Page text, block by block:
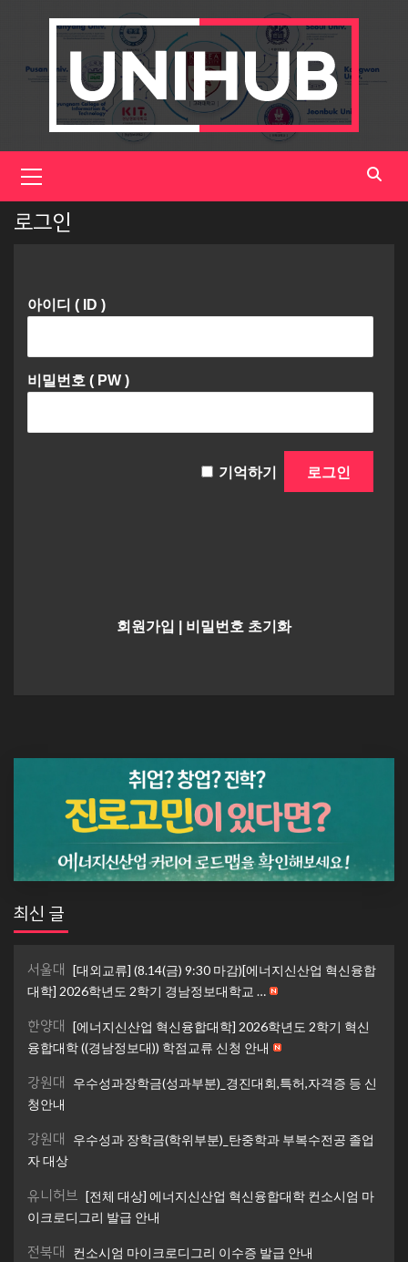
Menu
로그인
아이디 ( ID )
비밀번호 ( PW )
기억하기
회원가입 비밀번호 초기화
최신 글
서울대 [대외교류] (8.14(금) 9:30 마감)[에너지신산업 혁신융합
대학] 2026학년도 2학기 경남정보대학교 …
한양대 [에너지신산업 혁신융합대학] 2026학년도 2학기 혁신
융합대학 ((경남정보대)) 학점교류 신청 안내
강원대
우수성과장학금(성과부분)_경진대회,특허,자격증 등 신
청안내
강원대
우수성과 장학금(학위부분)_탄중학과 부복수전공 졸업
자 대상
유니허브 [전체 대상] 에너지신산업 혁신융합대학 컨소시엄 마
이크로디그리 발급 안내
전북대 컨소시엄 마이크로디그리 이수증 발급 안내